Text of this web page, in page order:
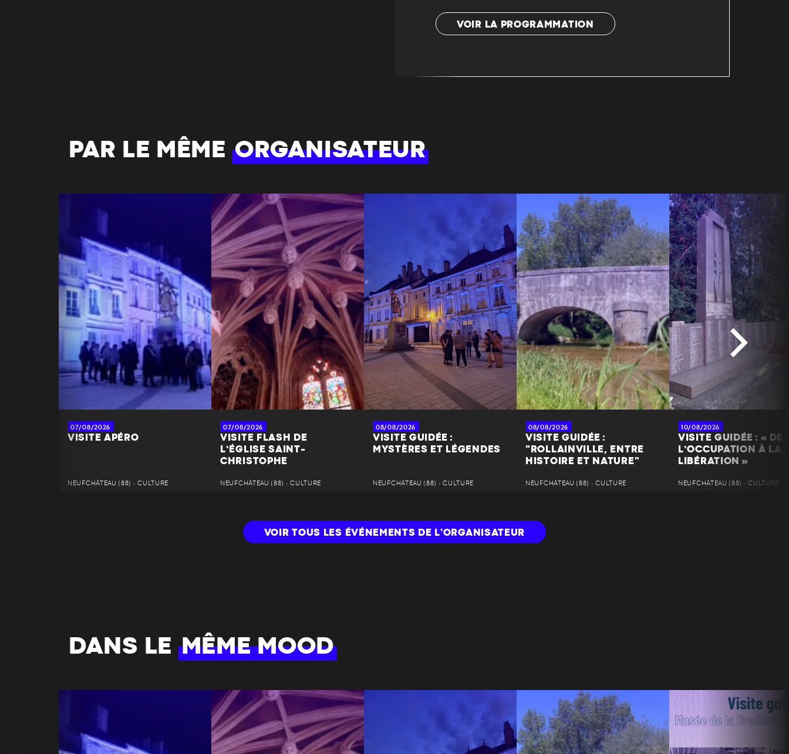
VOIR LA PROGRAMMATION
PAR LE MÊMEORGANISATEUR
07/08/2026
VISITE APÉRO
NEUFCHÂTEAU (88) • CULTURE
07/08/2026
VISITE FLASH DE
L’ÉGLISE SAINT-
CHRISTOPHE
NEUFCHÂTEAU (88) • CULTURE
08/08/2026
VISITE GUIDÉE :
MYSTÈRES ET LÉGENDES
NEUFCHÂTEAU (88) • CULTURE
08/08/2026
VISITE GUIDÉE :
"ROLLAINVILLE, ENTRE
HISTOIRE ET NATURE"
NEUFCHÂTEAU (88) • CULTURE
10/08/2026
VISITE GUIDÉE : « DE
L’OCCUPATION À LA
LIBÉRATION »
NEUFCHÂTEAU (88) • CULTURE
VOIR TOUS LES ÉVÉNEMENTS DE L'ORGANISATEUR
DANS LE MÊME MOOD